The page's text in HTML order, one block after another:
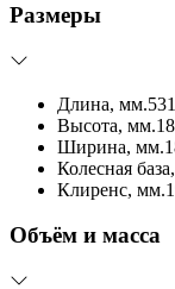
Размеры
Длина, мм.
Высота, мм.
Ширина, мм.
Колесная
Клиренс, мм.
Объём и масса